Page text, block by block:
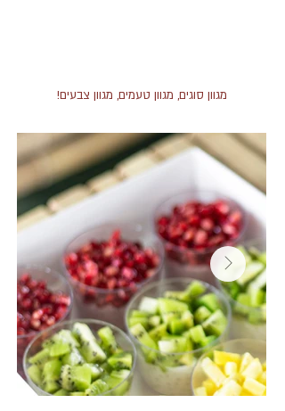
!מגוון סוגים, מגוון טעמים, מגוון צבעים